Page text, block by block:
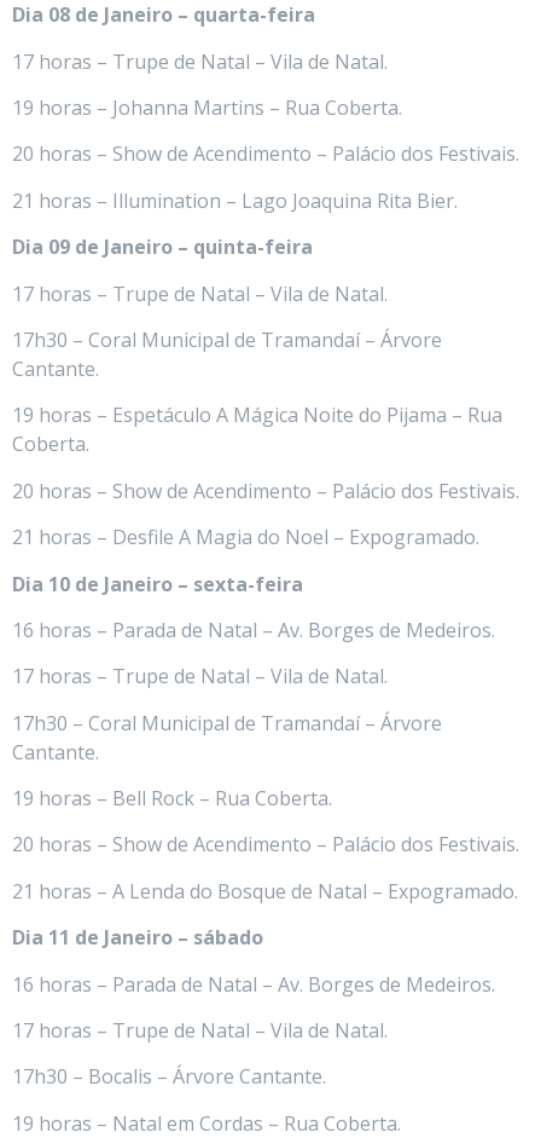
Dia 08 de Janeiro – quarta-feira
17 horas – Trupe de Natal – Vila de Natal.
19 horas – Johanna Martins – Rua Coberta.
20 horas – Show de Acendimento – Palácio dos Festivais.
21 horas – Illumination – Lago Joaquina Rita Bier.
Dia 09 de Janeiro – quinta-feira
17 horas – Trupe de Natal – Vila de Natal.
17h30 – Coral Municipal de Tramandaí – Árvore
Cantante.
19 horas – Espetáculo A Mágica Noite do Pijama – Rua
Coberta.
20 horas – Show de Acendimento – Palácio dos Festivais.
21 horas – Desfile A Magia do Noel – Expogramado.
Dia 10 de Janeiro – sexta-feira
16 horas – Parada de Natal – Av. Borges de Medeiros.
17 horas – Trupe de Natal – Vila de Natal.
17h30 – Coral Municipal de Tramandaí – Árvore
Cantante.
19 horas – Bell Rock – Rua Coberta.
20 horas – Show de Acendimento – Palácio dos Festivais.
21 horas – A Lenda do Bosque de Natal – Expogramado.
Dia 11 de Janeiro – sábado
16 horas – Parada de Natal – Av. Borges de Medeiros.
17 horas – Trupe de Natal – Vila de Natal.
17h30 – Bocalis – Árvore Cantante.
19 horas – Natal em Cordas – Rua Coberta.